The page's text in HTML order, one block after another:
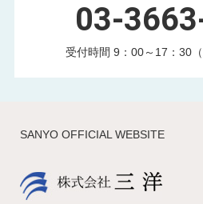
03-
受付時間 9：00～17：30（
SANYO OFFICIAL WEBSITE